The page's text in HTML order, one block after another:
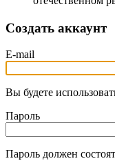
Создать аккаунт
E-mail
Вы будете
Пароль
Пароль должен